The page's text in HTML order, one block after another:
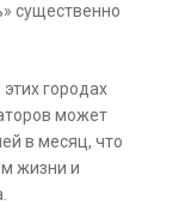
существенно
этих городах
может
в месяц, что
жизни и